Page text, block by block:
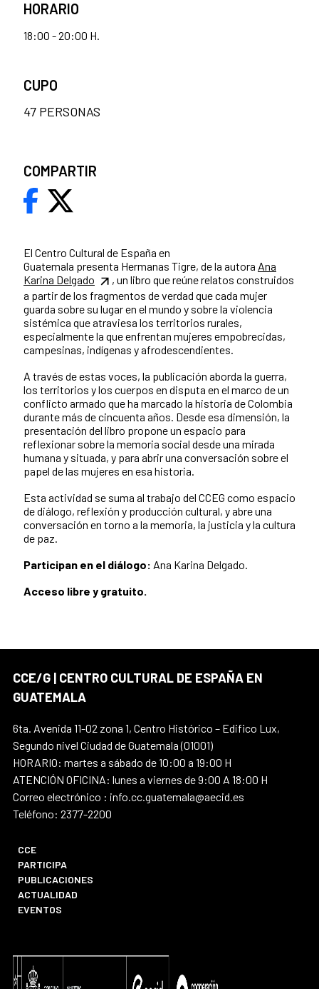
El Centro Cultural de España en
Guatemala presenta Hermanas Tigre, de la autora Ana
Karina Delgado
, un libro que reúne relatos construidos
a partir de los fragmentos de verdad que cada mujer
guarda sobre su lugar en el mundo y sobre la violencia
sistémica que atraviesa los territorios rurales,
especialmente la que enfrentan mujeres empobrecidas,
campesinas, indígenas y afrodescendientes.
A través de estas voces, la publicación aborda la guerra,
los territorios y los cuerpos en disputa en el marco de un
conflicto armado que ha marcado la historia de Colombia
durante más de cincuenta años. Desde esa dimensión, la
presentación del libro propone un espacio para
reflexionar sobre la memoria social desde una mirada
humana y situada, y para abrir una conversación sobre el
papel de las mujeres en esa historia.
Esta actividad se suma al trabajo del CCEG como espacio
de diálogo, reflexión y producción cultural, y abre una
conversación en torno a la memoria, la justicia y la cultura
de paz.
Participan en el diálogo: Ana Karina Delgado.
Acceso libre y gratuito.
HORARIO
18:00 - 20:00 H.
CUPO
47 PERSONAS
COMPARTIR
CCE/G | CENTRO CULTURAL DE ESPAÑA EN
GUATEMALA
6ta. Avenida 11-02 zona 1, Centro Histórico – Edifico Lux,
Segundo nivel Ciudad de Guatemala (01001)
HORARIO: martes a sábado de 10:00 a 19:00 H
ATENCIÓN OFICINA: lunes a viernes de 9:00 A 18:00 H
Correo electrónico : info.cc.guatemala@aecid.es
Teléfono: 2377-2200
CCE
PARTICIPA
PUBLICACIONES
ACTUALIDAD
EVENTOS